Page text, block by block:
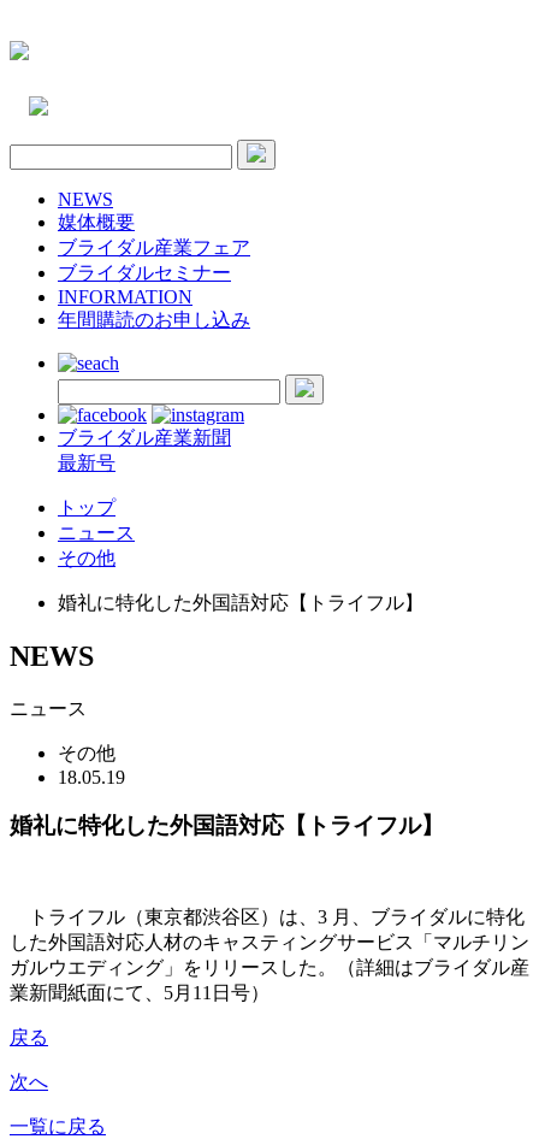
NEWS
媒体概要
ブライダル産業フェア
ブライダルセミナー
INFORMATION
年間購読のお申し込み
ブライダル産業新聞
最新号
トップ
ニュース
その他
婚礼に特化した外国語対応【トライフル】
NEWS
ニュース
その他
18.05.19
婚礼に特化した外国語対応【トライフル】
トライフル（東京都渋谷区）は、3 月、ブライダルに特化
した外国語対応人材のキャスティングサービス「マルチリン
ガルウエディング」をリリースした。（詳細はブライダル産
業新聞紙面にて、5月11日号）
戻る
次へ
一覧に戻る